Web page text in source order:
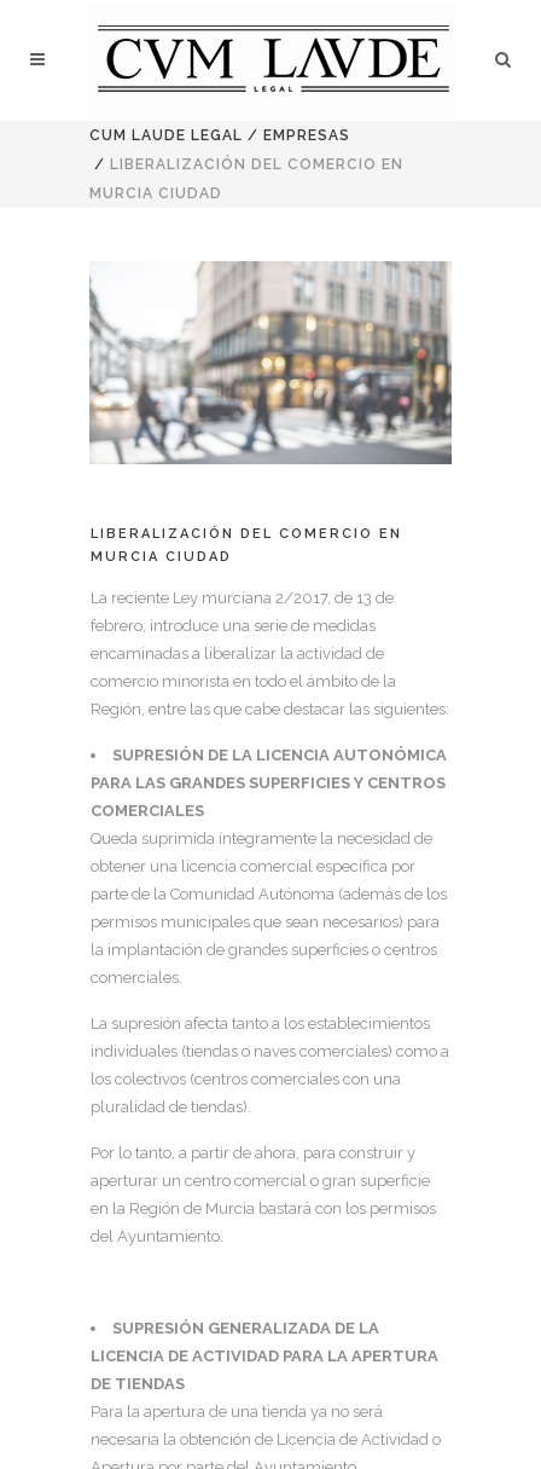
CUM LAUDE LEGAL / EMPRESAS
/ LIBERALIZACIÓN DEL COMERCIO EN
MURCIA CIUDAD
LIBERALIZACIÓN DEL COMERCIO EN
MURCIA CIUDAD
La reciente Ley murciana 2/2017, de 13 de
febrero, introduce una serie de medidas
encaminadas a liberalizar la actividad de
comercio minorista en todo el ámbito de la
Región, entre las que cabe destacar las siguientes:
SUPRESIÓN DE LA LICENCIA AUTONÓMICA
PARA LAS GRANDES SUPERFICIES Y CENTROS
COMERCIALES
Queda suprimida íntegramente la necesidad de
obtener una licencia comercial específica por
parte de la Comunidad Autónoma (además de los
permisos municipales que sean necesarios) para
la implantación de grandes superficies o centros
comerciales.
La supresión afecta tanto a los establecimientos
individuales (tiendas o naves comerciales) como a
los colectivos (centros comerciales con una
pluralidad de tiendas).
Por lo tanto, a partir de ahora, para construir y
aperturar un centro comercial o gran superficie
en la Región de Murcia bastará con los permisos
del Ayuntamiento.
SUPRESIÓN GENERALIZADA DE LA
LICENCIA DE ACTIVIDAD PARA LA APERTURA
DE TIENDAS
Para la apertura de una tienda ya no será
necesaria la obtención de Licencia de Actividad o